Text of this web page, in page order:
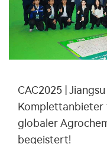
CAC2025 |
Komplettanbieter
globaler
begeistert!